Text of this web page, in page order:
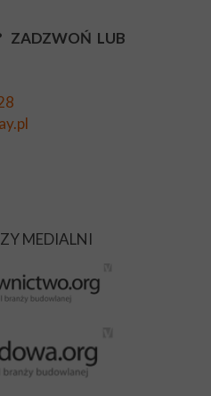
ZADZWOŃ LUB
MEDIALNI